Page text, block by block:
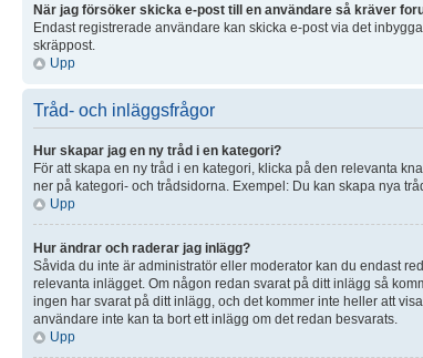
När jag försöker skicka e-post till en användare så kräver
Endast registrerade användare kan skicka e-post via det
skräppost.
Upp
Tråd- och inläggsfrågor
Hur skapar jag en ny tråd i en kategori?
För att skapa en ny tråd i en kategori, klicka på den relevanta
ner på kategori- och trådsidorna. Exempel: Du kan skapa nya
Upp
Hur ändrar och raderar jag inlägg?
Såvida du inte är administratör eller moderator kan du endast
relevanta inlägget. Om någon redan svarat på ditt inlägg så
ingen har svarat på ditt inlägg, och det kommer inte heller att
användare inte kan ta bort ett inlägg om det redan besvarats.
Upp